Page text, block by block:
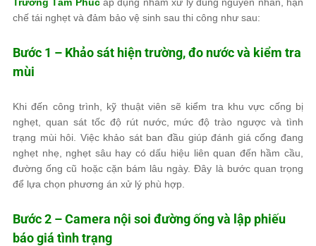
chế tái nghẹt và đảm bảo vệ sinh sau thi công như sau:
Bước 1 – Khảo sát hiện trường, đo nước và kiểm tra
mùi
Khi đến công trình, kỹ thuật viên sẽ kiểm tra khu vực cống bị
nghẹt, quan sát tốc độ rút nước, mức độ trào ngược và tình
trạng mùi hôi. Việc khảo sát ban đầu giúp đánh giá cống đang
nghẹt nhẹ, nghẹt sâu hay có dấu hiệu liên quan đến hầm cầu,
đường ống cũ hoặc cặn bám lâu ngày. Đây là bước quan trọng
để lựa chọn phương án xử lý phù hợp.
Bước 2 – Camera nội soi đường ống và lập phiếu
báo giá tình trạng